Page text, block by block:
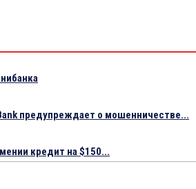
предупреждает о мошенничестве...
кредит на $150...